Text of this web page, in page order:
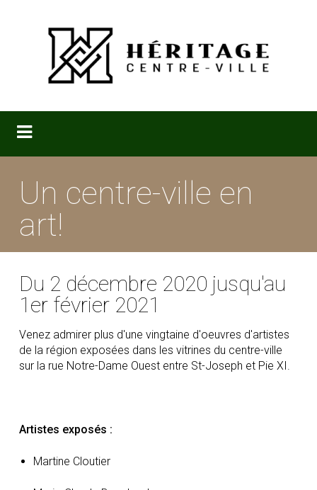
Un centre-ville en
art!
Du 2 décembre 2020 jusqu'au
1er février 2021
Venez admirer plus d'une vingtaine d'oeuvres d'artistes
de la région exposées dans les vitrines du centre-ville
sur la rue Notre-Dame Ouest entre St-Joseph et Pie XI.
Artistes exposés :
Martine Cloutier